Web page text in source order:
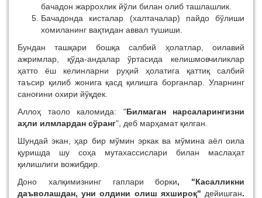
бачадон жаррохлик йўли билан олиб ташлашлик.
Бачадонда кисталар (халтачалар) пайдо бўлиши
хомиланинг вақтидан аввал тушиши.
Бундан ташқари бошқа салбий ҳолатлар, оилавий
ажримлар, қўда-андалар ўртасида келишмовчиликлар
ҳатто ёш келинларни руҳий ҳолатига қаттиқ салбий
таъсир қилиб жонига қасд қилишга борганлар. Уларнинг
саноғини охири йўқдек.
Аллоҳ таоло каломида: "Билмаган нарсаларингизни
аҳли илмлардан сўранг", деб марҳамат қилган.
Шундай экан, ҳар бир мўмин эркак ва мўмина аёл оила
қуришда шу соҳа мутахассислари билан маслаҳат
қилишлиги вожибдир.
Доно халқимизнинг гаплари борки, "Касалликни
даъволашдан, уни олдини олиш яхшироқ" дейишган.